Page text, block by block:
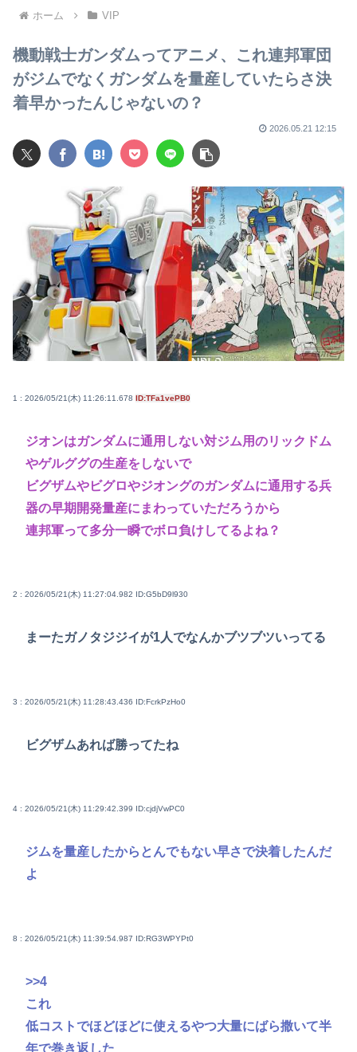
ホーム VIP
機動戦士ガンダムってアニメ、これ連邦軍団
がジムでなくガンダムを量産していたらさ決
着早かったんじゃないの？
2026.05.21 12:15
1 : 2026/05/21(木) 11:26:11.678 ID:TFa1vePB0
ジオンはガンダムに通用しない対ジム用のリックドム
やゲルググの生産をしないで
ビグザムやビグロやジオングのガンダムに通用する兵
器の早期開発量産にまわっていただろうから
連邦軍って多分一瞬でボロ負けしてるよね？
2 : 2026/05/21(木) 11:27:04.982 ID:G5bD9l930
まーたガノタジジイが1人でなんかブツブツいってる
3 : 2026/05/21(木) 11:28:43.436 ID:FcrkPzHo0
ビグザムあれば勝ってたね
4 : 2026/05/21(木) 11:29:42.399 ID:cjdjVwPC0
ジムを量産したからとんでもない早さで決着したんだ
よ
8 : 2026/05/21(木) 11:39:54.987 ID:RG3WPYPt0
>>4
これ
低コストでほどほどに使えるやつ大量にばら撒いて半
年で巻き返した